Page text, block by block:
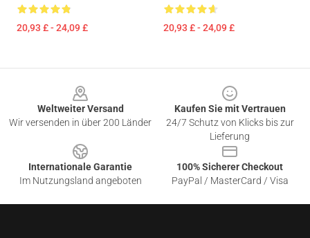
20,93 £ - 24,09 £ 20,93 £ - 24,09 £
Weltweiter Versand
Wir versenden in über 200 Länder
Kaufen Sie mit Vertrauen
24/7 Schutz von Klicks bis zur
Lieferung
Internationale Garantie
Im Nutzungsland angeboten
100% Sicherer Checkout
PayPal / MasterCard / Visa